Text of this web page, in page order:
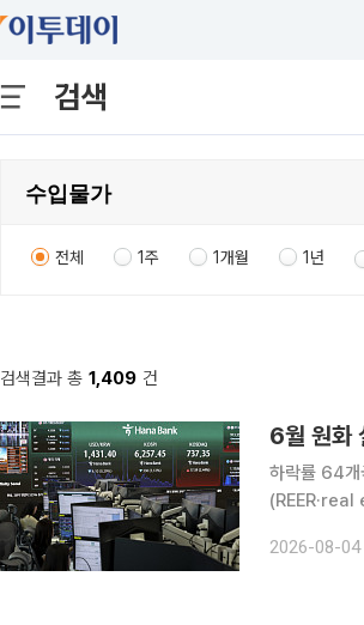
검색
전체 1주 1개월 1년
검색결과 총 1,409 건
6월 원화
하락률 64개국
2026-08-04